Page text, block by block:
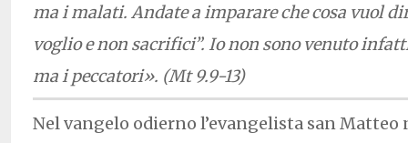
ma i malati. Andate a imparare che cosa vuol
voglio e non sacrifici”. Io non sono venuto
ma i peccatori». (Mt 9.9-13)
Nel vangelo odierno l’evangelista san